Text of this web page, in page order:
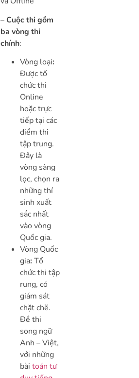
– Cuộc thi gồm
ba vòng thi
chính:
Vòng loại:
Được tổ
chức thi
Online
hoặc trực
tiếp tại các
điểm thi
tập trung.
Đây là
vòng sàng
lọc, chọn ra
những thí
sinh xuất
sắc nhất
vào vòng
Quốc gia.
Vòng Quốc
gia:Tổ
chức thi tập
rung, có
giám sát
chặt chẽ.
Đề thi
song ngữ
Anh – Việt,
với những
bài toán tư